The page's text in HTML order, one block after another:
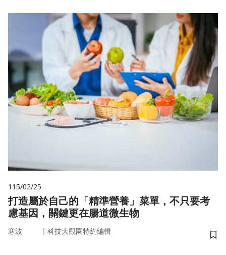
115/02/25
打造屬於自己的「精準營養」菜單，不只要考
慮基因，關鍵更在腸道微生物
寒波 ｜ 科技大觀園特約編輯
儲